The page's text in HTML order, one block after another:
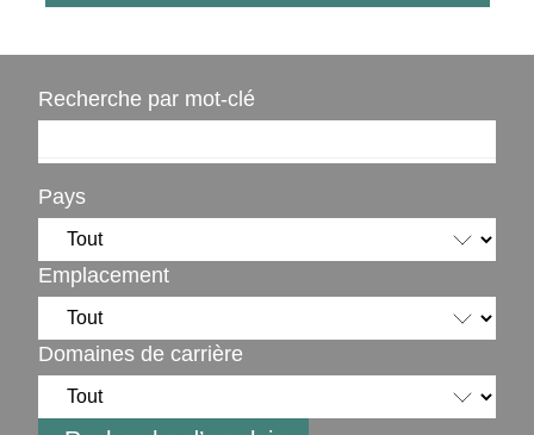
Recherche par mot-clé
Pays
Emplacement
Domaines de carrière